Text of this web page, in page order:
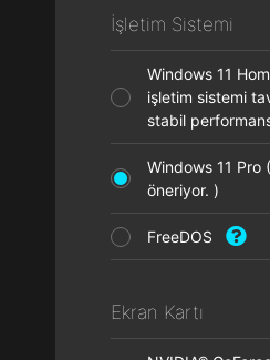
İşletim Sistemi
Windows 11
işletim sistemi
stabil
Windows 11 Pro
öneriyor. )
FreeDOS
Ekran Kartı